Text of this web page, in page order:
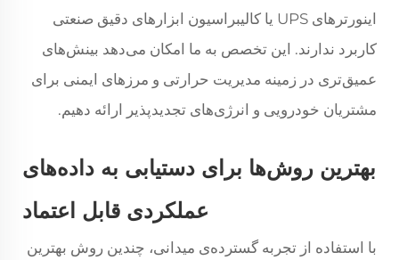
اینورترهای UPS یا کالیبراسیون ابزارهای دقیق صنعتی
کاربرد ندارند. این تخصص به ما امکان می‌دهد بینش‌های
عمیق‌تری در زمینه مدیریت حرارتی و مرزهای ایمنی برای
مشتریان خودرویی و انرژی‌های تجدیدپذیر ارائه دهیم.
بهترین روش‌ها برای دستیابی به داده‌های
عملکردی قابل اعتماد
با استفاده از تجربه گسترده‌ی میدانی، چندین روش بهترین